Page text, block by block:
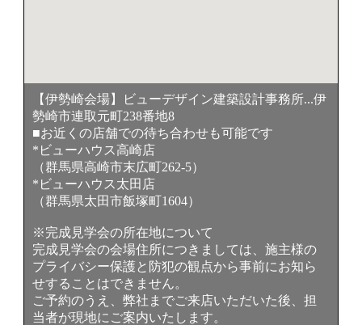
【伊勢崎会場】ビューデザイン建築設計事務所...伊
勢崎市連取元町238番地8
■お近くの店舗での待ち合わせも可能です
*ビューハウス高崎店
（群馬県高崎市末広町262-5）
*ビューハウス太田店
（群馬県太田市飯塚町1604）
※完成見学会の所在地について
完成見学会の会場住所につきましては、施主様の
プライバシー保護と防犯の観点から事前にお知ら
せすることはできません。
ご予約のうえ、弊社までご来店いただいた後、担
当者が現地にご案内いたします。